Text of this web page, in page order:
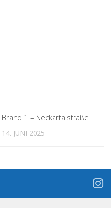
Brand 1 – Neckartalstraße
14. JUNI 2025